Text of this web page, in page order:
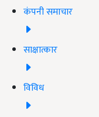
कंपनी समाचार
साक्षात्कार
विविध